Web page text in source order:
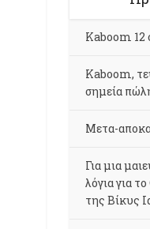
Kaboom
Kaboom,
σημεία
Μετα-
Για μια
λόγια για
της Βίκυς